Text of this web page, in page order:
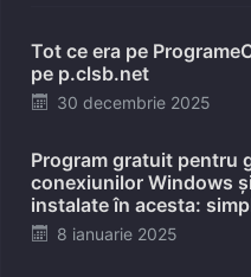
Tot ce era pe
pe p.clsb.net
Posted
30 decembrie 2025
Program gratuit pentru
conexiunilor Windows
instalate în acesta:
Posted
8 ianuarie 2025